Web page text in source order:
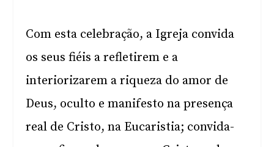
Com esta celebração, a Igreja convida
os seus fiéis a refletirem e a
interiorizarem a riqueza do amor de
Deus, oculto e manifesto na presença
real de Cristo, na Eucaristia; convida-